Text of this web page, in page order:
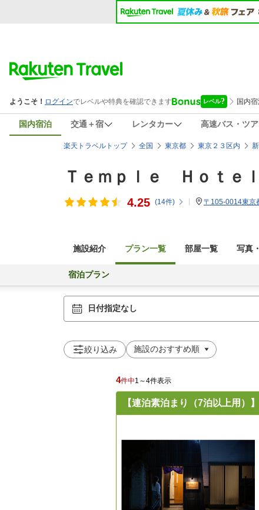
国内宿泊 交通＋宿 レンタカー 高速バス・ツ
楽天トラベルトップ 全国 東京都 東京２３区内
Ｔｅｍｐｌｅ Ｈｏｔｅ
4.25 (14件) 〒105-0014東京
施設紹介 プラン一覧 部屋一覧 写真
宿泊プラン
日付指定なし
絞り込み
4件中1～4件表示
【連泊素泊まり（7泊以上用）